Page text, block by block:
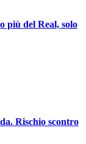
più del Real, solo
Rischio scontro